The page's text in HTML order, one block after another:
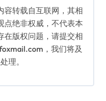
容转载自互联网，其相
点绝非权威，不代表本
在版权问题，请提交相
，我们将及
理。